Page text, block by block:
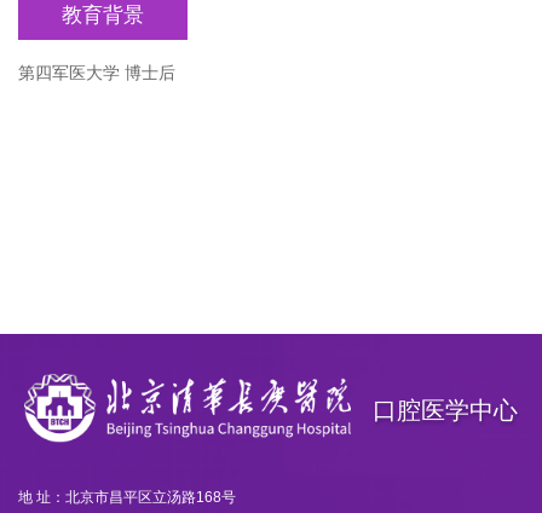
教育背景
第四军医大学 博士后
口腔医学中心
地 址：北京市昌平区立汤路168号